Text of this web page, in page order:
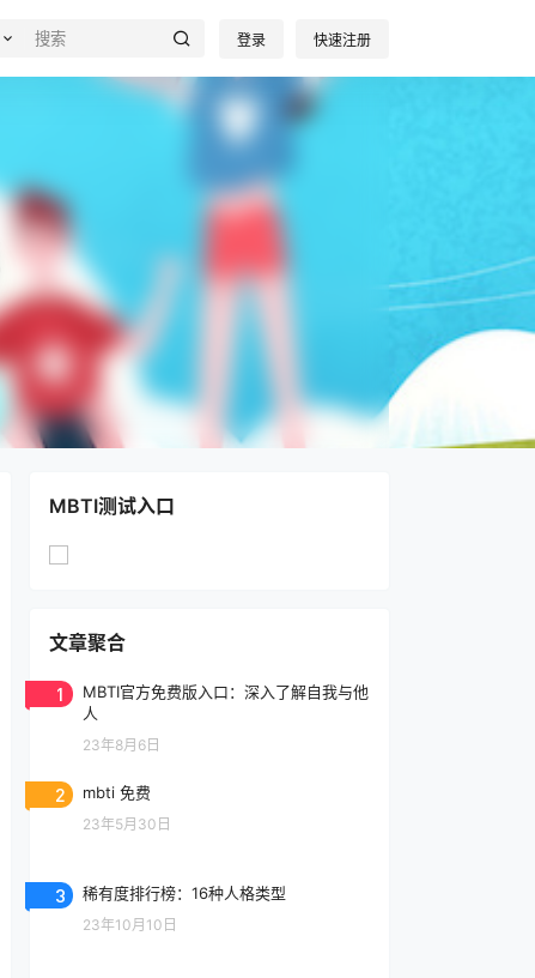
登录 快速注册
MBTI测试入口
文章聚合
1
MBTI官方免费版入口：深入了解自我与他
人
23年8月6日
2 mbti 免费
23年5月30日
3 稀有度排行榜：16种人格类型
23年10月10日